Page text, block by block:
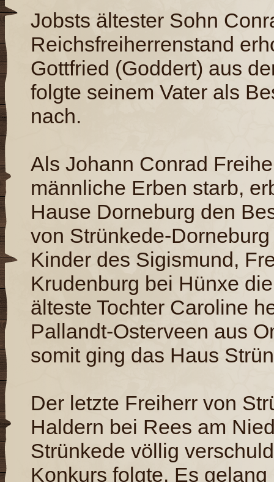
Jobsts ältester Sohn
Reichsfreiherrenstand
Gottfried (Goddert) aus
folgte seinem Vater als
nach.
Als Johann Conrad
männliche Erben starb,
Hause Dorneburg den
von Strünkede-
Kinder des Sigismund,
Krudenburg bei Hünxe
älteste Tochter Caroline
Pallandt-Osterveen aus
somit ging das Haus
Der letzte Freiherr von
Haldern bei Rees am
Strünkede völlig
Konkurs folgte. Es